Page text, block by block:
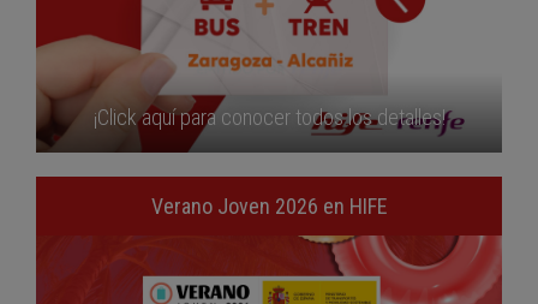
¡Click aquí para conocer todos los detalles!
Verano Joven 2026 en HIFE